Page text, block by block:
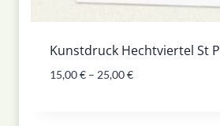
Kunstdruck Hechtviertel St
15,00€ – 25,00€